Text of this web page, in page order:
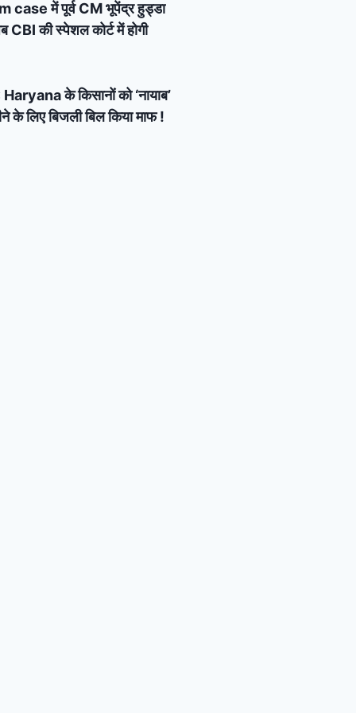
में पूर्व CM भूपेंद्र हुड्डा
CBI की स्पेशल कोर्ट में होगी
के किसानों को ‘नायाब’
के लिए बिजली बिल किया माफ !